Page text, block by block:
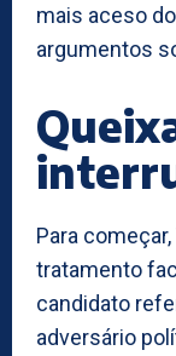
mais aceso
argumentos
Para
tratamento
candidato
adversário